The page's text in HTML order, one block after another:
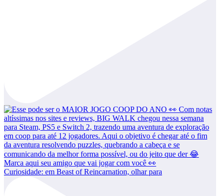
Curiosidade: em Beast of Reincarnation, olhar para